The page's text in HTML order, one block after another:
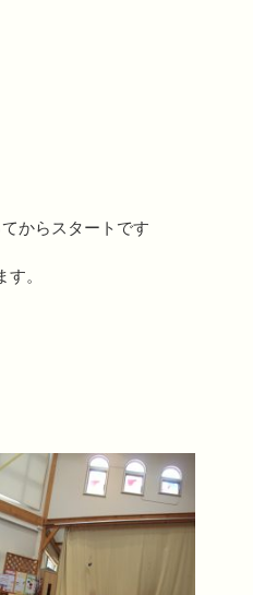
からスタートです
。